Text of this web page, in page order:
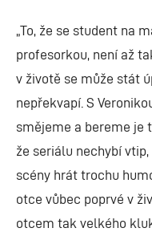
„To, že se student na
profesorkou, není až
v životě se může stát
nepřekvapí. S
smějeme a bereme je
že seriálu nechybí
scény hrát trochu
otce vůbec poprvé v
otcem tak velkého